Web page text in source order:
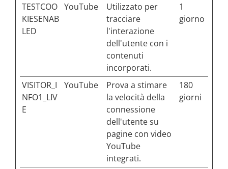
TESTCOO
KIESENAB
LED
YouTube
Utilizzato per
tracciare
l'interazione
dell'utente con i
contenuti
incorporati.
1
giorno
VISITOR_I
NFO1_LIV
E
YouTube
Prova a stimare
la velocità della
connessione
dell'utente su
pagine con video
YouTube
integrati.
180
giorni